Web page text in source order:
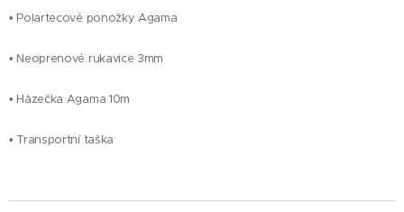
• Polartecové ponožky Agama
• Neoprenové rukavice 3mm
• Házečka Agama 10m
• Transportní taška